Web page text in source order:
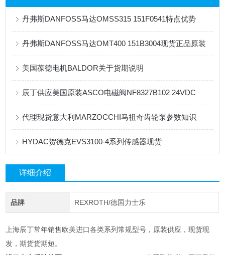
丹弗斯DANFOSS马达OMSS315 151F0541特点优势
丹弗斯DANFOSS马达OMT400 151B3004现货正品原装
美国葆德电机BALDOR关于货期说明
辰丁供应美国原装ASCO电磁阀NF8327B102 24VDC
代理现货意大利MARZOCCHI马祖奇齿轮泵参数知识
HYDAC贺德克EVS3100-4系列传感器现货
详细介绍
品牌 REXROTH/德国力士乐
上海辰丁常年销售欧美进口各类系列常规型号，原装供应，现货现
发，期货货期短。